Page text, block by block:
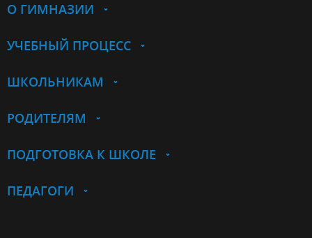
О ГИМНАЗИИ
УЧЕБНЫЙ ПРОЦЕСС
ШКОЛЬНИКАМ
РОДИТЕЛЯМ
ПОДГОТОВКА К ШКОЛЕ
ПЕДАГОГИ